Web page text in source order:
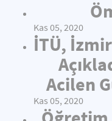
Kas 05, 2020
İTÜ,
Acilen
Kas 05, 2020